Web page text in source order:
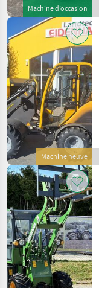
Machine d’occasion
Machine neuve